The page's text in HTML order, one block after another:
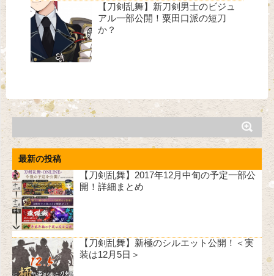
【刀剣乱舞】新刀剣男士のビジュ
アル一部公開！粟田口派の短刀
か？
最新の投稿
【刀剣乱舞】2017年12月中旬の予定一部公
開！詳細まとめ
【刀剣乱舞】新極のシルエット公開！＜実
装は12月5日＞